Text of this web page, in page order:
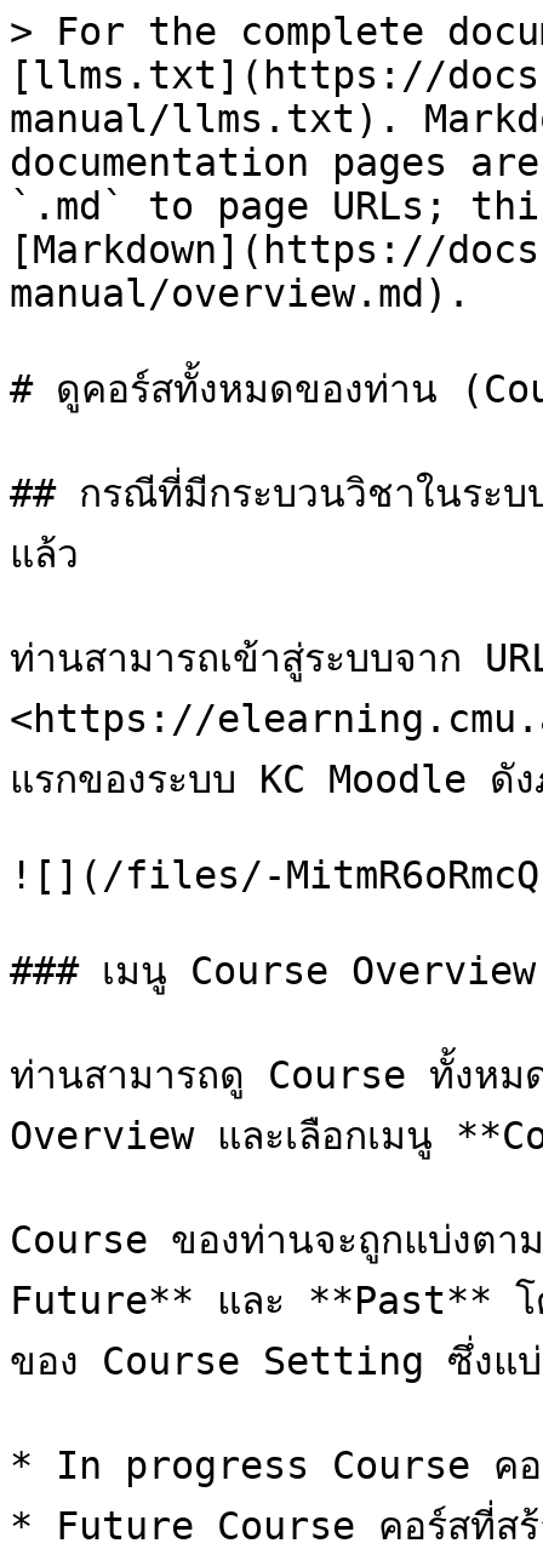
> For the complete
[llms.txt](https://
manual/llms.txt).
documentation pages
`.md` to page URLs;
[Markdown](https://
manual/overview.md).
# ดูคอร์สทั้งหมดของท่าน
## กรณีที่มีกระบวนวิชาในร
แล้ว
ท่านสามารถเข้าสู่ระบบจาก
<https://
แรกของระบบ KC Moodle ดั
![](/files/-
### เมนู Course Overview
ท่านสามารถดู Course ทั้งหม
Overview และเลือกเมนู
Course ของท่านจะถูกแบ่ง
Future** และ **Past** โด
ของ Course Setting ซึ่งแบ่
* In progress Course คอ
* Future Course คอร์สที่สร้า